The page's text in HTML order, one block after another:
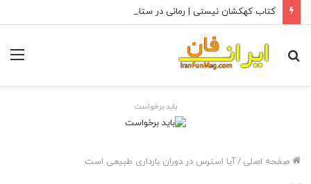
کتاب کهکشان نیستی | رمانی در ستایش زندگی سید قاضی
جستجو
باید برخواست
صفحه اصلی / آیا استرس در دوران بارداری طبیعی است